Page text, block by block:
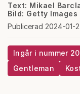
Text: Mikael
Bild: Getty Images
Publicerad 2024-01-
Ingår i nummer
Gentleman